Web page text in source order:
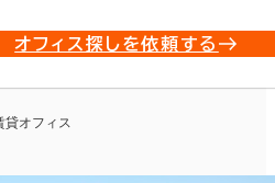
オフィス探しを依頼する
貸オフィス